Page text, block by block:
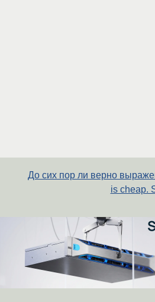
До сих пор ли верно
is cheap.